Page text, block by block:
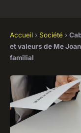
Accueil › Société ›
et valeurs de Me
familial